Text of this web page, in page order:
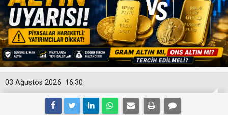
16:30
03 Ağustos 2026